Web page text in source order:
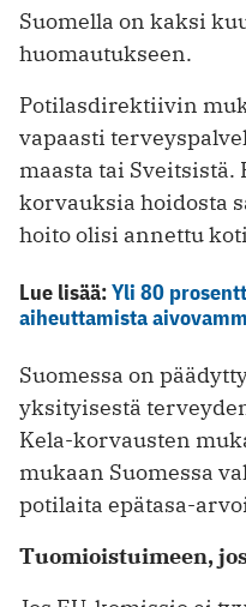
Suomella on kaksi
huomautukseen.
Potilasdirektiivin
vapaasti
maasta tai Sveitsistä.
korvauksia hoidosta
hoito olisi annettu
Lue lisää:Yli 80
aiheuttamista
Suomessa on
yksityisestä
Kela-korvausten
mukaan Suomessa
potilaita epätasa-
Tuomioistuimeen,